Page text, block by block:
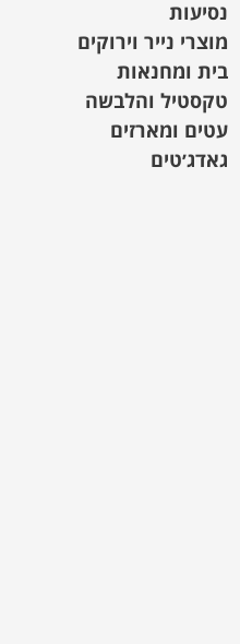
נסיעות
מוצרי נייר וירוקים
בית ומחנאות
טקסטיל והלבשה
עטים ומארזים
גאדג׳טים